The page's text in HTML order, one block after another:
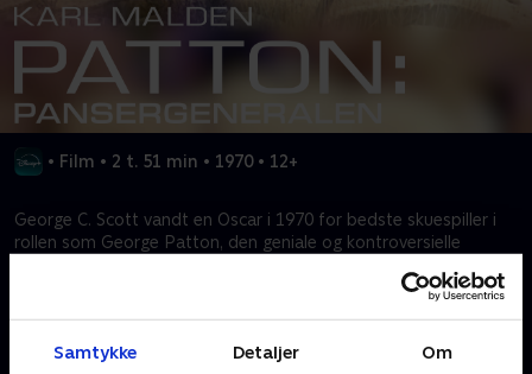
Samtykke Detaljer Om
• Film • 2 t. 51 min • 1970 • 12+
George C. Scott vandt en Oscar i 1970 for bedste skuespiller i
rollen som George Patton, den geniale og kontroversielle
Kræver tilkøb